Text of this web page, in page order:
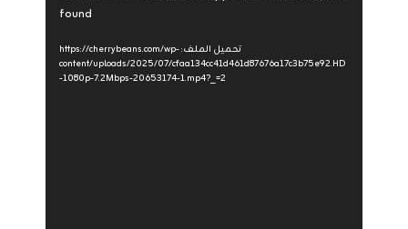
found
تحميل الملف: https://cherrybeans.com/wp-
content/uploads/2025/07/cfaa134cc41d461d87676a17c3b75e92.HD
-1080p-7.2Mbps-20653174-1.mp4?_=2